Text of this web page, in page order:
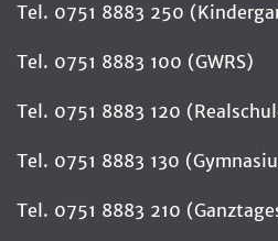
Tel. 0751 8883 250
Tel. 0751 8883 100 (GWRS)
Tel. 0751 8883 120
Tel. 0751 8883 130
Tel. 0751 8883 210